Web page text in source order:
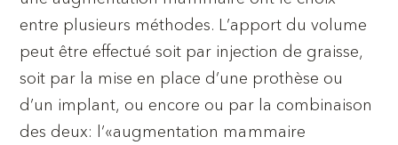
entre plusieurs méthodes. L’apport du volume
peut être effectué soit par injection de graisse,
soit par la mise en place d’une prothèse ou
d’un implant, ou encore ou par la combinaison
des deux: l’«augmentation mammaire